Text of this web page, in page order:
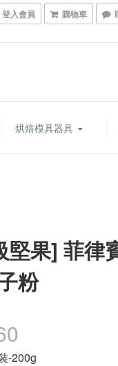
登入會員 購物車
烘焙模具器具
堅果] 菲律
粉
-200g